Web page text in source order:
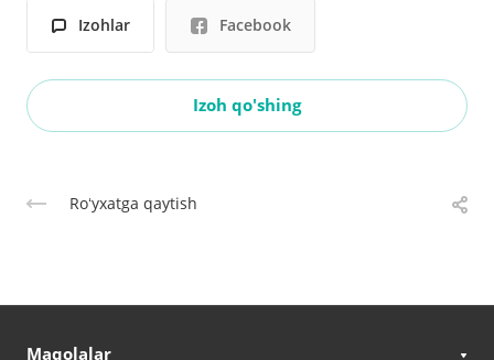
Izohlar Facebook
Izoh qo'shing
Roʻyxatga qaytish
Maqolalar